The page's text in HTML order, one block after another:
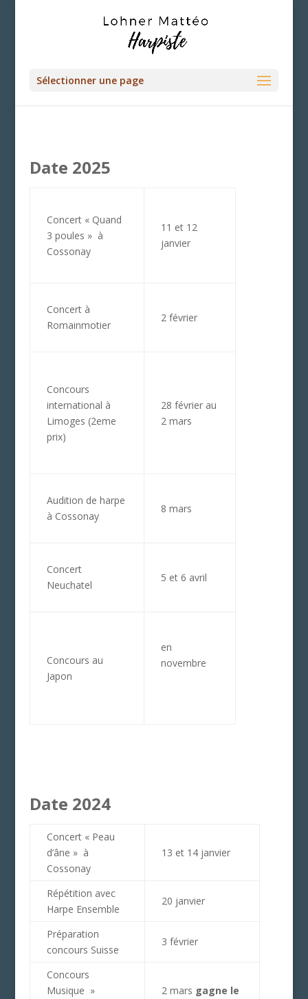
Sélectionner une page
Date 2025
Concert « Quand
3 poules » à
Cossonay
11 et 12
janvier
Concert à
Romainmotier
2 février
Concours
international à
Limoges (2eme
prix)
28 février au
2 mars
Audition de harpe
à Cossonay
8 mars
Concert
Neuchatel
5 et 6 avril
Concours au
Japon
en
novembre
Date 2024
Concert « Peau
d’âne » à
Cossonay
13 et 14 janvier
Répétition avec
Harpe Ensemble
20 janvier
Préparation
concours Suisse
3 février
Concours
Musique »
2 mars gagne le